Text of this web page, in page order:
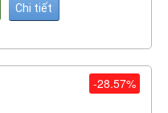
Chi tiết
-28.57%